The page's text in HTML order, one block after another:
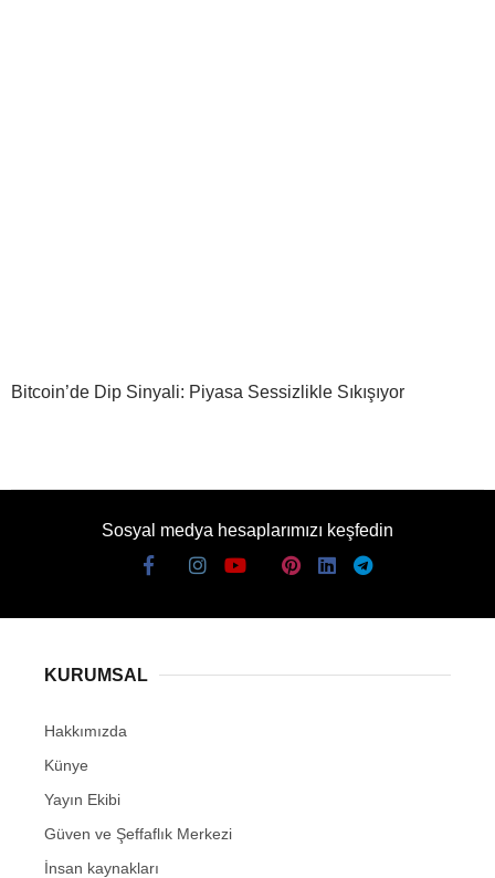
Bitcoin’de Dip Sinyali: Piyasa Sessizlikle Sıkışıyor
Sosyal medya hesaplarımızı keşfedin
KURUMSAL
Hakkımızda
Künye
Yayın Ekibi
Güven ve Şeffaflık Merkezi
İnsan kaynakları